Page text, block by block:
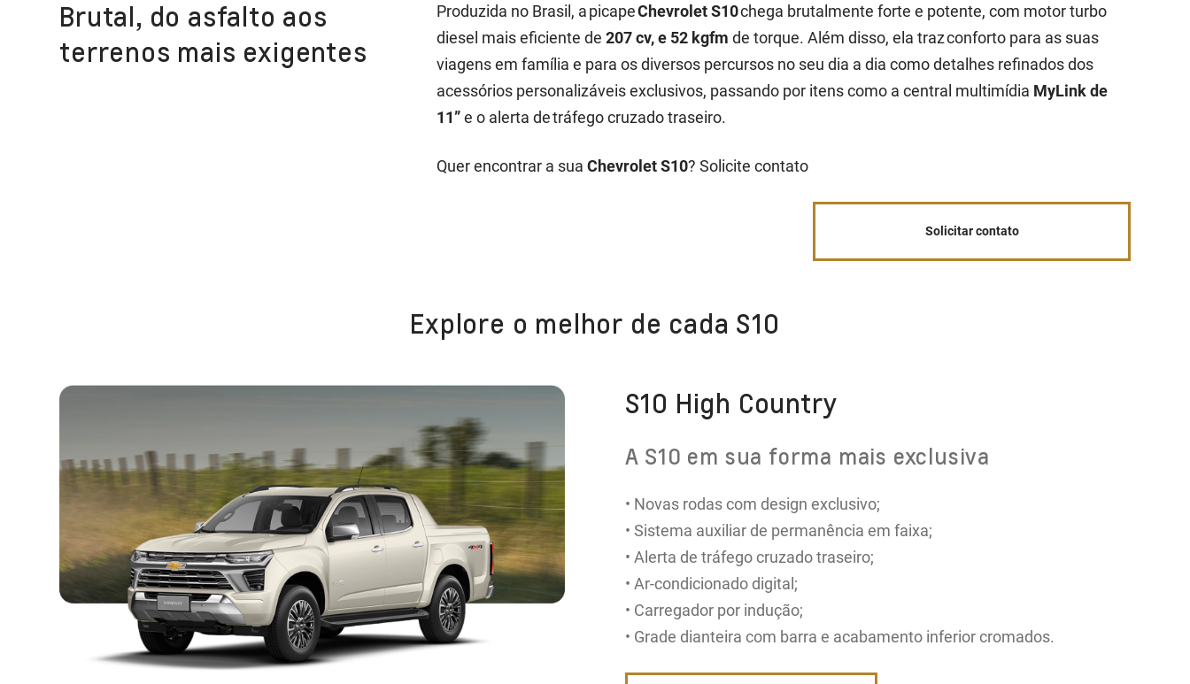
Brutal, do asfalto aos
terrenos mais exigentes
Produzida no Brasil, a picapeChevrolet S10chega brutalmente forte e potente, com motor turbo
diesel mais eficiente de 207 cv, e 52 kgfm de torque. Além disso, ela traz conforto para as suas
viagens em família e para os diversos percursos no seu dia a dia como detalhes refinados dos
acessórios personalizáveis exclusivos, passando por itens como a central multimídia MyLink de
11”e o alerta de tráfego cruzado traseiro.
Quer encontrar a sua Chevrolet S10? Solicite contato
Solicitar contato
Explore o melhor de cada S10
S10 High Country
A S10 em sua forma mais exclusiva
• Novas rodas com design exclusivo;
• Sistema auxiliar de permanência em faixa;
• Alerta de tráfego cruzado traseiro;
• Ar-condicionado digital​;
• Carregador por indução;
• Grade dianteira com barra e acabamento inferior cromados.